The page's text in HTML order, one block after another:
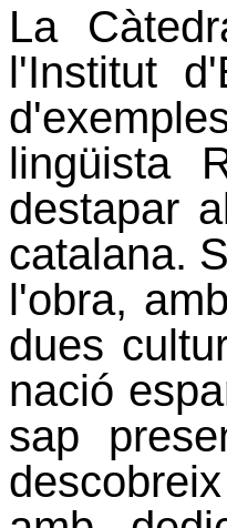
La
l'Institut
lingüista
destapar
catalana.
l'obra,
dues
nació
sap